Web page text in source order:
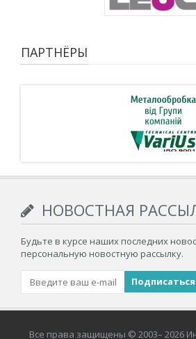
ПАРТНЁРЫ
НОВОСТНАЯ
Будьте в курсе наших последних
персональную новостную рассылку.
Все права защищены © 2003– 2026